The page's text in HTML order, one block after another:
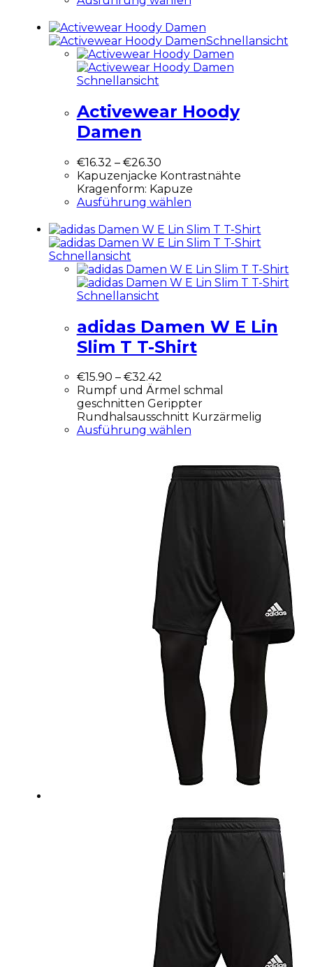
Schnellansicht
Schnellansicht
Activewear Hoody
Damen
€16.32 – €26.30
Kapuzenjacke Kontrastnähte
Kragenform: Kapuze
Ausführung wählen
Schnellansicht
Schnellansicht
adidas Damen W E Lin
Slim T T-Shirt
€15.90 – €32.42
Rumpf und Ärmel schmal
geschnitten Gerippter
Rundhalsausschnitt Kurzärmelig
Ausführung wählen